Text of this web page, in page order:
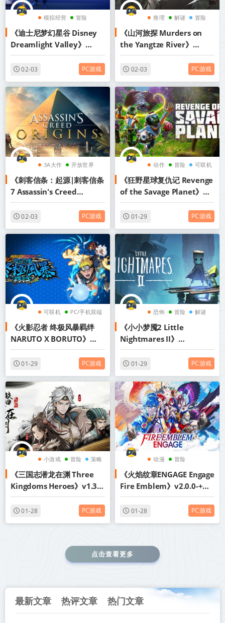
模拟经营 冒险
模拟
《迪士尼梦幻星谷 Disney
Dreamlight Valley》
v1.20.11.14-豪华版+全
DLC+送修改器丨中文版网盘
02-03 PC游戏
推理 解谜 冒险
《山河旅探 Murders on
the Yangtze River》
v20250617-全DLC+送原声
带丨中文版网盘下载
02-03 PC游戏
3A大作 开放世界
冒险
《刺客信条：起源|刺客信条
7 Assassin's Creed
Origins》v20250901-黄金
版+全DLC丨中文版网盘下载
02-03 PC游戏
动作 冒险 可联机
《狂野星球复仇记 Revenge
of the Savage Planet》
v20251217【单机+联机】
丨中文版网盘下载
01-29 PC游戏
可联机 PC/手机双端
动作
《火影忍者 终极风暴羁绊
NARUTO X BORUTO》
v1.60-全DLC【单机+联机】
【PC/手机双端】丨中文版网
01-29 PC游戏
恐怖 冒险 解谜
《小小梦魇2 Little
Nightmares II》
v1165【PC/手机双端】丨中
文版网盘下载
01-29 PC游戏
小游戏 冒险 策略
《三国志潜龙在渊 Three
Kingdoms Heroes》v1.35
丨中文版网盘下载
01-28 PC游戏
动漫 冒险
角色扮演
《火焰纹章ENGAGE Engage
Fire Emblem》v2.0.0-+老
区长自制MOD+邪龙之章
DLC+全DLC-模拟器整合版
01-28 PC游戏
点击查看更多
最新文章 热评文章 热门文章